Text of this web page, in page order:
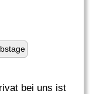
bei uns ist